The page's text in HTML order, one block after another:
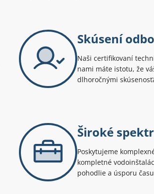
Skúsení
Naši certifikovaní
nami máte istotu, že
dlhoročnými
Široké
Poskytujeme
kompletné
pohodlie a úsporu